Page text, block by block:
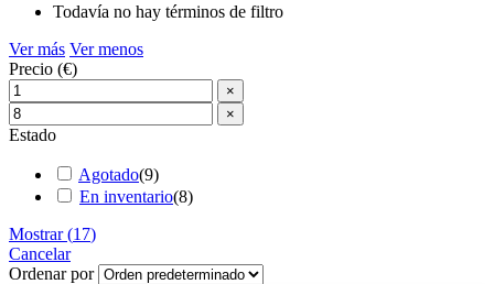
Todavía no hay términos de filtro
Ver más Ver menos
Precio (€)
×
×
Estado
Agotado(9)
En inventario(8)
Mostrar(17)
Cancelar
Ordenar por